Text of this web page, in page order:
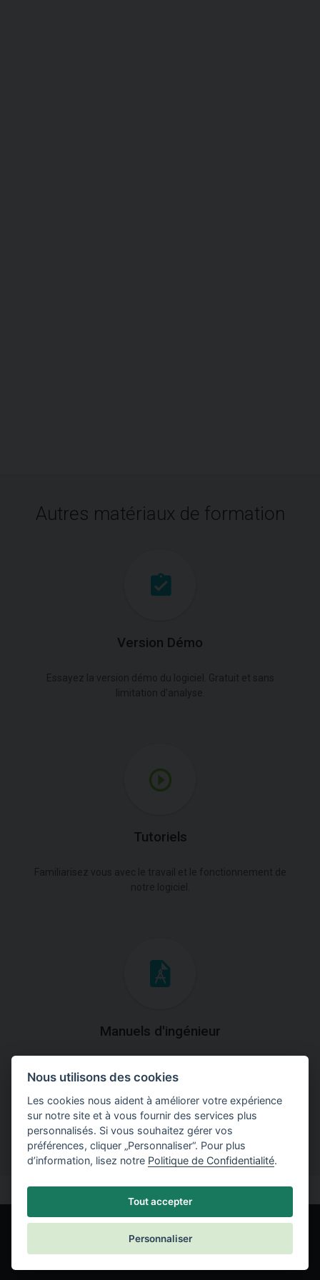
Autres matériaux de formation
Version Démo
Tutoriels
Manuels d'ingénieur
théoriques et pratiques du fonctionnement des
programmes.
Nous utilisons des cookies
Les cookies nous aident à améliorer votre expérience
sur notre site et à vous fournir des services plus
personnalisés. Si vous souhaitez gérer vos
préférences, cliquer „Personnaliser“. Pour plus
d’information, lisez notre Politique de Confidentialité.
Tout accepter
Personnaliser